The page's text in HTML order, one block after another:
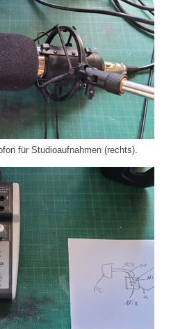
für Studioaufnahmen (rechts).